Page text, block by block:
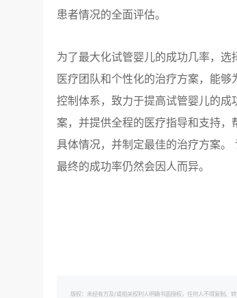
患者情况的全面评估。
为了最大化试管婴儿的成功几率，
医疗团队和个性化的治疗方案，能
控制体系，致力于提高试管婴儿的
案，并提供全程的医疗指导和支持
具体情况，并制定最佳的治疗方案。
最终的成功率仍然会因人而异。
版权：未经有方及/或相关权利人明确书面授权，任何人不得复制